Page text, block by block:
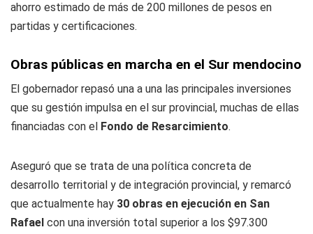
ahorro estimado de más de 200 millones de pesos en
partidas y certificaciones.
Obras públicas en marcha en el Sur mendocino
El gobernador repasó una a una las principales inversiones
que su gestión impulsa en el sur provincial, muchas de ellas
financiadas con el Fondo de Resarcimiento.
Aseguró que se trata de una política concreta de
desarrollo territorial y de integración provincial, y remarcó
que actualmente hay 30 obras en ejecución en San
Rafael con una inversión total superior a los $97.300